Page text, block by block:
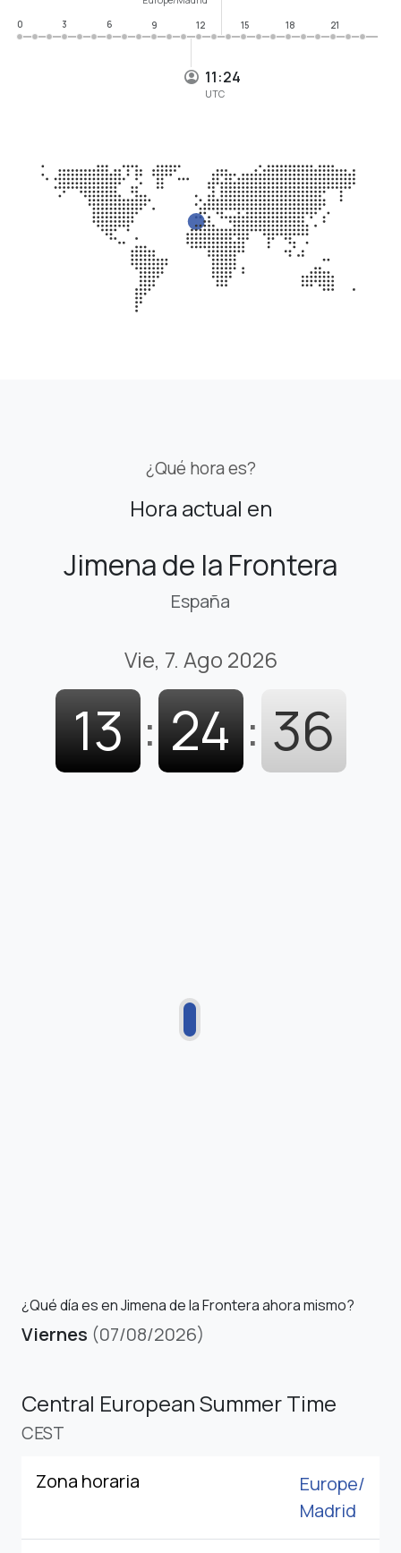
11:24
UTC
0
3 6 9 12 15 18 21
¿Qué hora es?
Hora actual en
Jimena de la Frontera
España
Vie, 7. Ago 2026
13 : 24 : 37
¿Qué día es en Jimena de la Frontera ahora mismo?
Viernes (07/08/2026)
Central European Summer Time
CEST
Zona horaria
Europe/
Madrid